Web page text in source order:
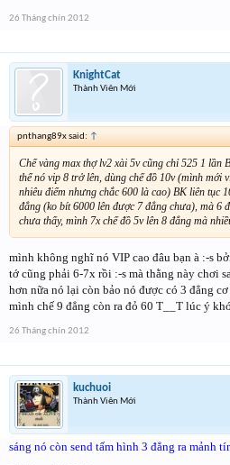
26 Tháng chín 2012
KnightCat
Thành Viên Mới
pnthang89x said: ↑
Chế vàng max thợ lv2 xài 5v cũng chỉ 525 1 lần
thể nó vip 8 trở lên, dùng chế đồ 10v (mình mới
nhiêu điểm nhưng chắc 600 là cao) BK liên tục
đẳng (ko bít 6000 lên được 7 đẳng chưa), mà 6
chưa thấy, mình 7x chế đồ 5v lên 8 đẳng mà
mình không nghĩ nó VIP cao đâu bạn à :-s
tớ cũng phải 6-7x rồi :-s mà thằng này chơi
hơn nữa nó lại còn bảo nó được có 3 đẳng cơ
mình chế 9 đẳng còn ra đỏ 60 T__T lúc ý
26 Tháng chín 2012
kuchuoi
Thành Viên Mới
sáng nó còn send tấm hình 3 đẳng ra mảnh